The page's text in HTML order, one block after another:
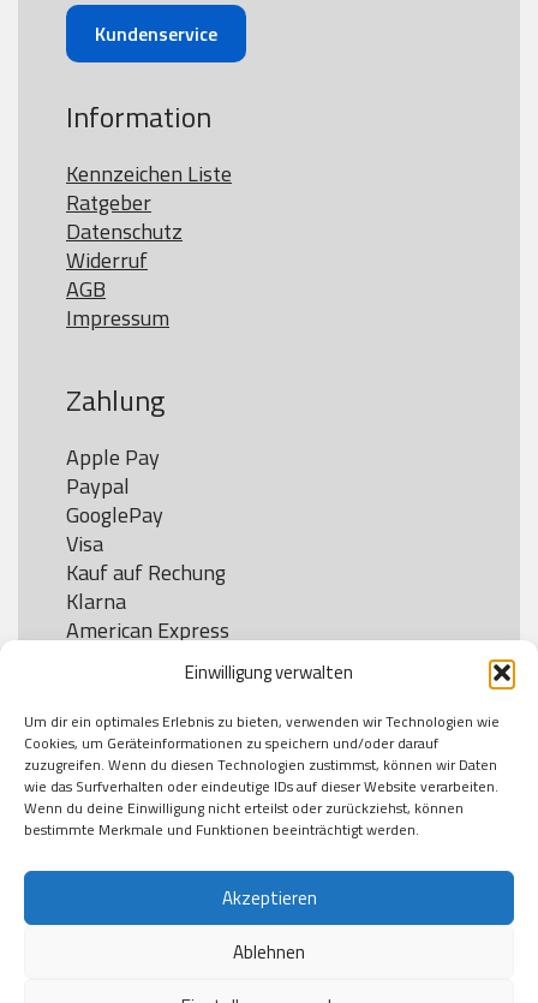
Einwilligung verwalten
Um dir ein optimales Erlebnis zu bieten, verwenden wir Technologien wie
Cookies, um Geräteinformationen zu speichern und/oder darauf
zuzugreifen. Wenn du diesen Technologien zustimmst, können wir Daten
wie das Surfverhalten oder eindeutige IDs auf dieser Website verarbeiten.
Wenn du deine Einwilligung nicht erteilst oder zurückziehst, können
bestimmte Merkmale und Funktionen beeinträchtigt werden.
Akzeptieren
Ablehnen
Kundenservice
Information
Kennzeichen Liste
Ratgeber
Datenschutz
Widerruf
AGB
Impressum
Zahlung
Apple Pay
Paypal
GooglePay
Visa
Kauf auf Rechung
Klarna
American Express
Versand
DHL
Klimaneutral